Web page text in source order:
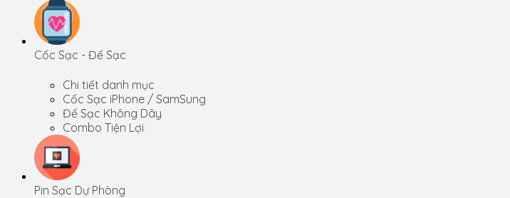
Cốc Sạc - Đế Sạc
Chi tiết danh mục
Cốc Sạc iPhone / SamSung
Đế Sạc Không Dây
Combo Tiện Lợi
Pin Sạc Dự Phòng